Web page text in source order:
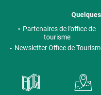
Partenaires de l’office de
tourisme
Newsletter Office de